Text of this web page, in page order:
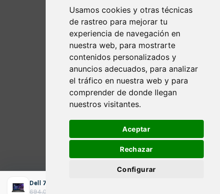
Usamos cookies y otras técnicas
de rastreo para mejorar tu
experiencia de navegación en
nuestra web, para mostrarte
contenidos personalizados y
anuncios adecuados, para analizar
el tráfico en nuestra web y para
comprender de donde llegan
nuestros visitantes.
Aceptar
Rechazar
Configurar
694,00
O
O